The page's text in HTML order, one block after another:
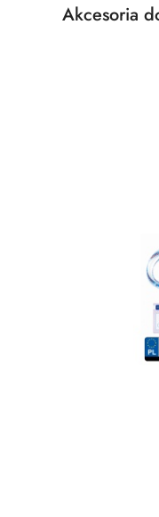
Pomiń karuzelę
Produkty
Akcesoria